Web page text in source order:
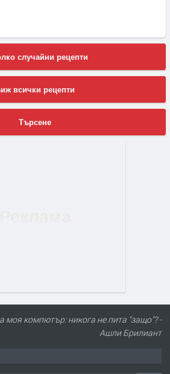
случайни рецепти
всички рецепти
Търсене
моя компютър: никога не пита "защо"? -
Ашли Брилиант